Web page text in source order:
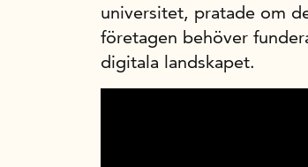
universitet, pratade om
företagen behöver
digitala landskapet.